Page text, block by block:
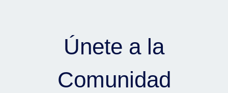
Únete a la
Comunidad